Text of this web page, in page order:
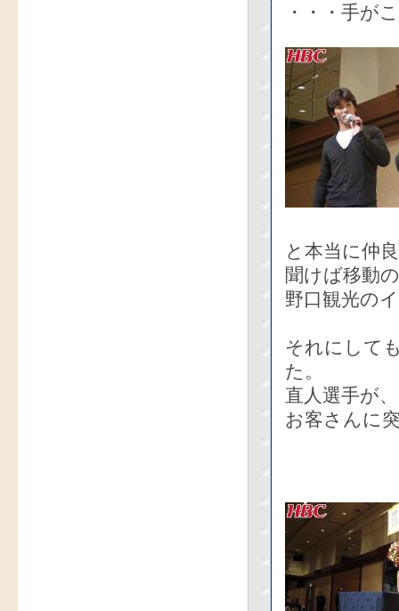
・・・手が
と本当に仲
聞けば移動
野口観光の
それにして
た。
直人選手が
お客さんに